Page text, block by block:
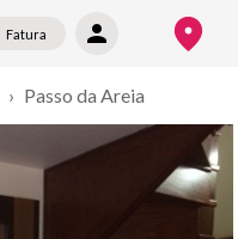
Fatura
› Passo da Areia